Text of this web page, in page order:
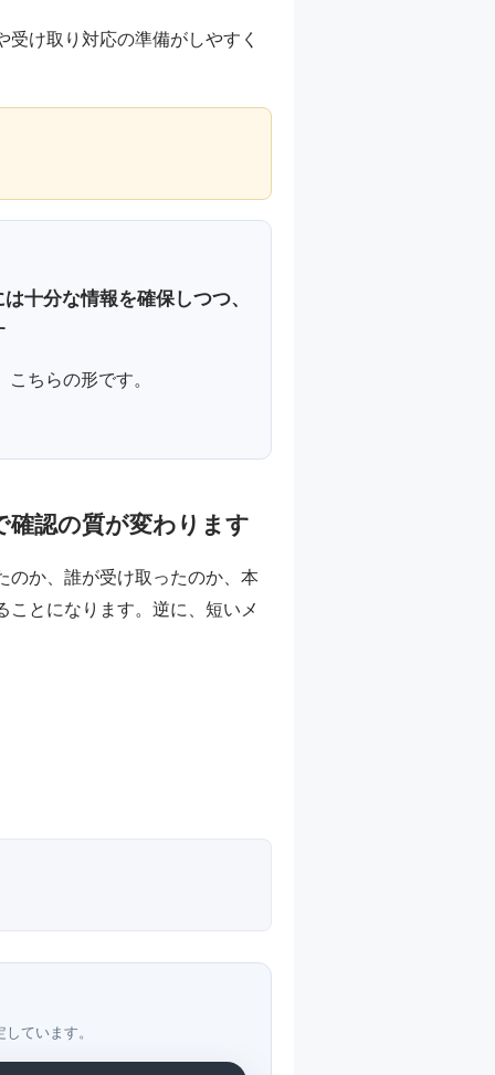
け取り対応の準備がしやすく
十分な情報を確保しつつ、
ちらの形です。
確認の質が変わります
のか、誰が受け取ったのか、本
ことになります。逆に、短いメ
ています。